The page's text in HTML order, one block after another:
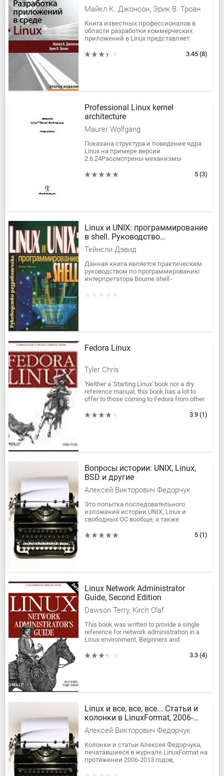
Майкл К. Джонсон, Эрик В. Троан
Книга известных профессионалов в
области разработки коммерческих
приложений в Linux представляет
широкого круга программистов в Linux,
3.45 (8)
Professional Linux kernel
architecture
Maurer Wolfgang
Показана структура и поведение ядра
Linux на примере версии
2.6.24Рассмотрены механизмы
процессами, межпроцессного
5 (3)
Linux и UNIX: программирование
в shell. Руководство
разработчика
Тейнсли Дэвид
Данная книга является практическим
руководством по программированию
интерпретатора Bourne shell -
Fedora Linux
Tyler Chris
'Neither a 'Starting Linux' book nor a dry
reference manual, this book has a lot to
offer to those coming to Fedora from other
3.9 (1)
Вопросы истории: UNIX, Linux,
BSD и другие
Алексей Викторович Федорчук
Это попытка последовательного
изложения истории UNIX, Linux и
свободных ОС вообще, а также
интерфейсов. Она разделяется на три
5 (1)
Linux Network Administrator
Guide, Second Edition
Dawson Terry, Kirch Olaf
This book was written to provide a single
reference for network administration in a
Linux environment. Beginners and
information...
3.3 (4)
Linux и все, все, все... Статьи и
колонки в LinuxFormat, 2006-
2013
Алексей Викторович Федорчук
Колонки и статьи Алексея Федорчука,
печатавшиеся в журнале LinuxFormat на
протяжении 2006-2013 годов,